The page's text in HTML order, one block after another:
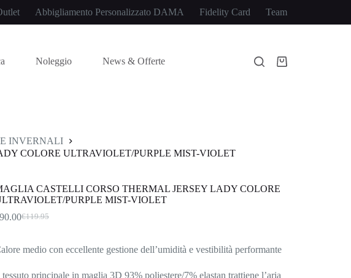
Abbigliamento Personalizzato DAMA Fidelity Card Team
Noleggio News & Offerte Carrello
INVERNALI
COLORE ULTRAVIOLET/PURPLE MIST-VIOLET
CASTELLI CORSO THERMAL JERSEY LADY COLORE
PURPLE MIST-VIOLET
€119.95
Il
era:
Il
è:
medio con eccellente gestione dell’umidità e vestibilità performante
principale in maglia 3D 93% poliestere/7% elastan trattiene l’aria